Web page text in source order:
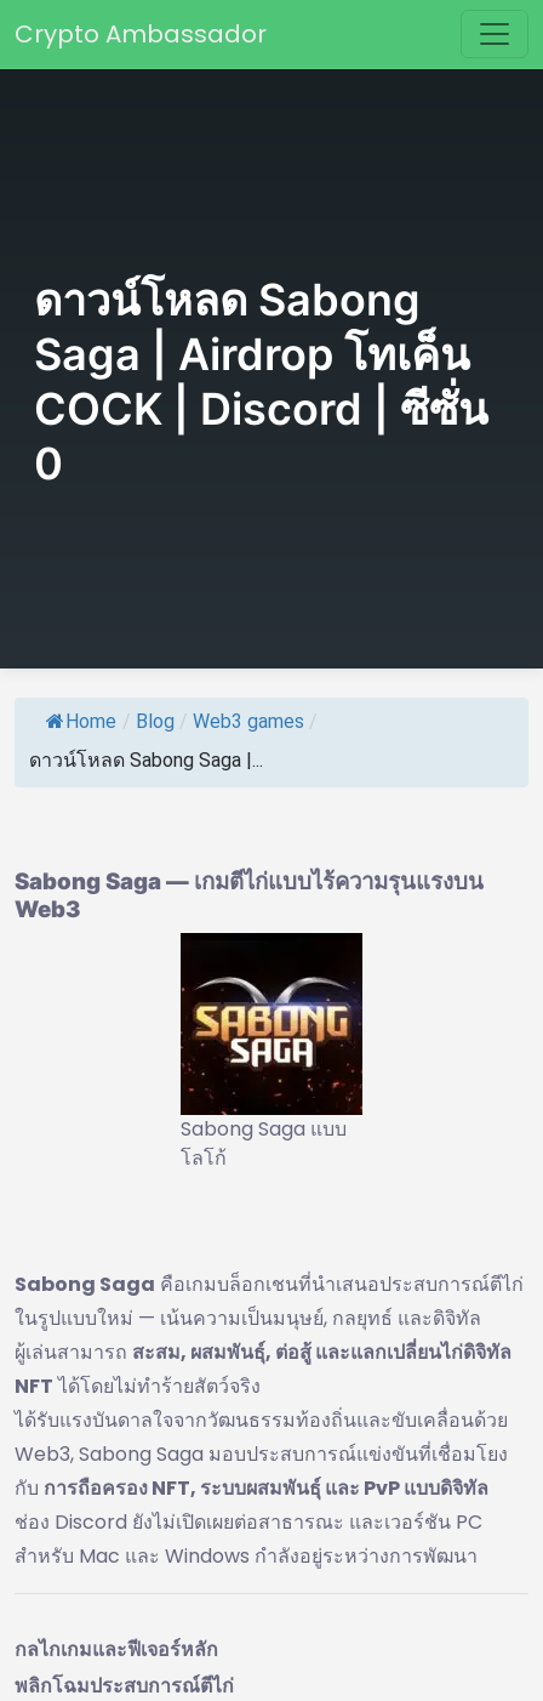
Main Navigation
Crypto Ambassador
ดาวน์โหลด Sabong
Saga | Airdrop โทเค็น
COCK | Discord | ซีซั่น
0
Home / Blog / Web3 games /
ดาวน์โหลด Sabong Saga |...
Sabong Saga — เกมตีไก่แบบไร้ความรุนแรงบน
Web3
Sabong Saga แบบ
โลโก้
Sabong Saga คือเกมบล็อกเชนที่นำเสนอประสบการณ์ตีไก่
ในรูปแบบใหม่ — เน้นความเป็นมนุษย์, กลยุทธ์ และดิจิทัล
ผู้เล่นสามารถ สะสม, ผสมพันธุ์, ต่อสู้ และแลกเปลี่ยนไก่ดิจิทัล
NFTได้โดยไม่ทำร้ายสัตว์จริง
ได้รับแรงบันดาลใจจากวัฒนธรรมท้องถิ่นและขับเคลื่อนด้วย
Web3, Sabong Saga มอบประสบการณ์แข่งขันที่เชื่อมโยง
กับ การถือครอง NFT, ระบบผสมพันธุ์ และ PvP แบบดิจิทัล
ช่อง Discord ยังไม่เปิดเผยต่อสาธารณะ และเวอร์ชัน PC
สำหรับ Mac และ Windows กำลังอยู่ระหว่างการพัฒนา
กลไกเกมและฟีเจอร์หลัก
พลิกโฉมประสบการณ์ตีไก่